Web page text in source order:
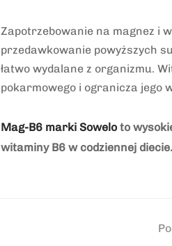
Zapotrzebowanie na magnez i
przedawkowanie powyższych
łatwo wydalane z organizmu.
pokarmowego i ogranicza jego
Mag-B6 marki Soweloto
witaminy B6 w codziennej